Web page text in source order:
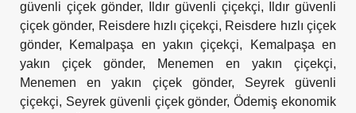
güvenli çiçek gönder, Ildır güvenli çiçekçi,
Ildır güvenli
çiçek gönder, Reisdere hızlı çiçekçi, Reisdere hızlı çiçek
gönder, Kemalpaşa en yakın çiçekçi,
Kemalpaşa en
yakın çiçek gönder, Menemen en yakın çiçekçi,
Menemen en yakın çiçek gönder, Seyrek güvenli
çiçekçi, Seyrek güvenli çiçek gönder,Ödemiş ekonomik